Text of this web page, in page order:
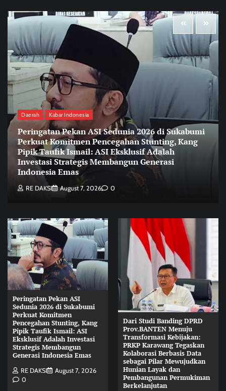
Daerah Kabar Indonesia
Peringatan Pekan ASI Sedunia 2026 di Sukabumi
Perkuat Komitmen Pencegahan Stunting, Kang
Pipik Taufik Ismail: ASI Eksklusif Adalah
Investasi Strategis Membangun Generasi
Indonesia Emas
RE DAKSI August 7, 2026 0
Peringatan Pekan ASI
Sedunia 2026 di Sukabumi
Perkuat Komitmen
Pencegahan Stunting, Kang
Pipik Taufik Ismail: ASI
Eksklusif Adalah Investasi
Strategis Membangun
Generasi Indonesia Emas
RE DAKSI
August 7, 2026
0
Dari Studi Banding DPRD
Prov.BANTEN Menuju
Transformasi Kebijakan:
PRKP Karawang Tegaskan
Kolaborasi Berbasis Data
sebagai Pilar Mewujudkan
Hunian Layak dan
Pembangunan Permukiman
Berkelanjutan